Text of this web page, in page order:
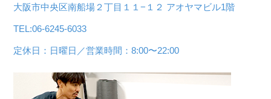
大阪市中央区南船場２丁目１１−１２ アオヤマビル1階
TEL:06-6245-6033
定休日：日曜日／営業時間：8:00〜22:00